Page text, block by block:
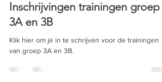
Inschrijvingen trainingen groep
3A en 3B
Klik hier om je in te schrijven voor de trainingen
van groep 3A en 3B.